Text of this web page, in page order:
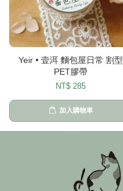
Yeir • 壹洱 麵包屋日常 割型
PET膠帶
NT$ 285
加入購物車